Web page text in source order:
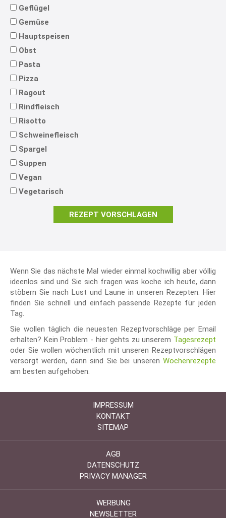
Geflügel
Gemüse
Hauptspeisen
Obst
Pasta
Pizza
Ragout
Rindfleisch
Risotto
Schweinefleisch
Spargel
Suppen
Vegan
Vegetarisch
REZEPT VORSCHLAGEN
Wenn Sie das nächste Mal wieder einmal kochwillig aber völlig
ideenlos sind und Sie sich fragen was koche ich heute, dann
stöbern Sie nach Lust und Laune in unseren Rezepten. Hier
finden Sie schnell und einfach passende Rezepte für jeden
Tag.
Sie wollen täglich die neuesten Rezeptvorschläge per Email
erhalten? Kein Problem - hier gehts zu unserem Tagesrezept
oder Sie wollen wöchentlich mit unseren Rezeptvorschlägen
versorgt werden, dann sind Sie bei unseren Wochenrezepte
am besten aufgehoben.
IMPRESSUM
KONTAKT
SITEMAP
AGB
DATENSCHUTZ
PRIVACY MANAGER
WERBUNG
NEWSLETTER